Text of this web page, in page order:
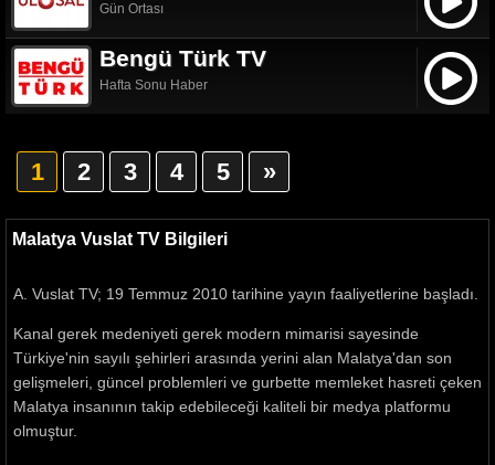
Gün Ortası
Bengü Türk TV
Hafta Sonu Haber
1 2 3 4 5 »
Malatya Vuslat TV Bilgileri
A. Vuslat TV; 19 Temmuz 2010 tarihine yayın faaliyetlerine başladı.
Kanal gerek medeniyeti gerek modern mimarisi sayesinde
Türkiye'nin sayılı şehirleri arasında yerini alan Malatya'dan son
gelişmeleri, güncel problemleri ve gurbette memleket hasreti çeken
Malatya insanının takip edebileceği kaliteli bir medya platformu
olmuştur.